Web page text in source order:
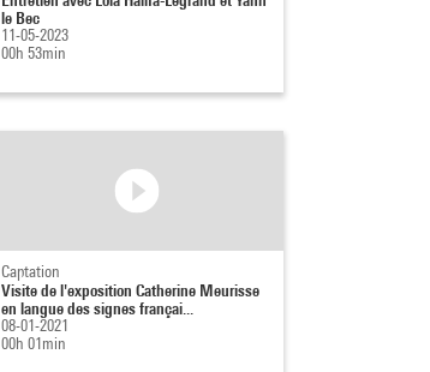
le Bec
11-05-2023
00h 53min
Captation
Visite de l'exposition Catherine Meurisse
en langue des signes françai...
08-01-2021
00h 01min